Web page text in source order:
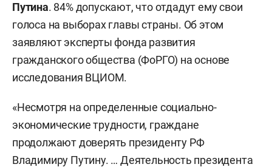
Путина. 84% допускают, что отдадут ему свои
голоса на выборах главы страны. Об этом
заявляют эксперты фонда развития
гражданского общества (ФоРГО) на основе
исследования ВЦИОМ.
«Несмотря на определенные социально-
экономические трудности, граждане
продолжают доверять президенту РФ
Владимиру Путину. … Деятельность президента